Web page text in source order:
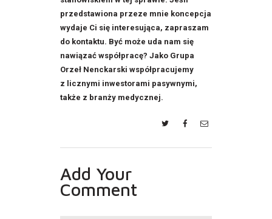
przedstawiona przeze mnie koncepcja
wydaje Ci się interesująca, zapraszam
do kontaktu. Być może uda nam się
nawiązać współpracę? Jako Grupa
Orzeł Nenckarski współpracujemy
z licznymi inwestorami pasywnymi,
także z branży medycznej.
Add Your
Comment